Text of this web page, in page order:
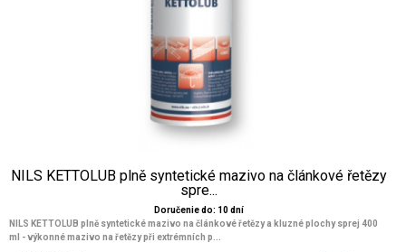
NILS KETTOLUB plně syntetické mazivo na článkové řetězy
spre...
Doručenie do: 10 dní
NILS KETTOLUB plně syntetické mazivo na článkové řetězy a kluzné plochy sprej 400
ml - výkonné mazivo na řetězy při extrémních p...